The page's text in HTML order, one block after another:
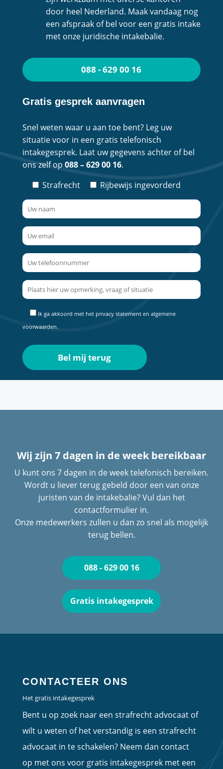
door heel Nederland. Maak vandaag nog
een afspraak of bel voor een gratis intake
met onze juridische intakebalie.
088 - 629 00 16
Gratis gesprek aanvragen
Snel weten waar u aan toe bent? Leg uw
situatie voor in een gratis telefonisch
intakegesprek. Laat uw gegevens achter of bel
ons zelf op 088 – 629 00 16.
Strafrecht
Rijbewijs ingevorderd
Ik ga akkoord met het privacy statementen algemene
voorwaarden.
Wij zijn 7 dagen in de week bereikbaar
U kunt ons 7 dagen in de week telefonisch bereiken.
Wordt u liever terug gebeld door een van onze
juristen van de intakebalie? Vul dan het
contactformulier in.
Onze medewerkers zullen u dan zo snel als mogelijk
terug bellen.
088 - 629 00 16
Gratis intakegesprek
CONTACTEER ONS
Het gratis intakegesprek
Bent u op zoek naar een strafrecht advocaat of
wilt u weten of het verstandig is een strafrecht
advocaat in te schakelen? Neem dan contact
op met ons voor gratis intakegesprek met een